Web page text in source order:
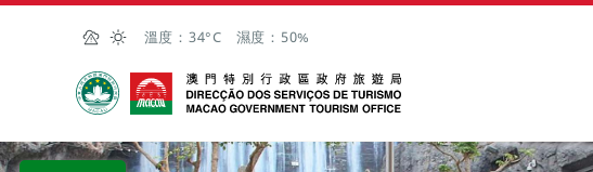
跳至主内容
溫度： 34°C 濕度： 50%
澳門特別行政區政府旅遊局
查看原圖